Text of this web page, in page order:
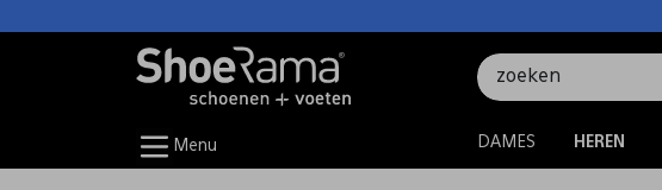
Menu DAMES HEREN